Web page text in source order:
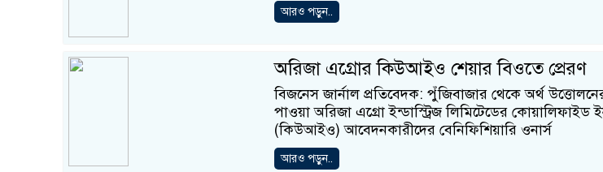
আরও পড়ুন..
অরিজা এগ্রোর কিউআইও শেয়ার বিওতে প্রেরণ
বিজনেস জার্নাল প্রতিবেদক: পুঁজিবাজার থেকে অর্থ
পাওয়া অরিজা এগ্রো ইন্ডাস্ট্রিজ লিমিটেডের কোয়ালিফাইড
(কিউআইও) আবেদনকারীদের বেনিফিশিয়ারি ওনার্স
আরও পড়ুন..